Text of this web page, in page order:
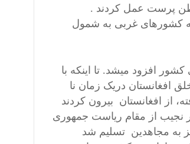
پرست عمل کردند .
کشورهای غربی به شمول
افزود میشد. تا اینکه با
افغانستان دریک زمان نا
از افغانستان بیرون کردند
نجیب از مقام ریاست جمهوری
به مجاهدین تسلیم شد